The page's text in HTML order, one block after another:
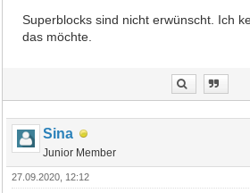
Superblocks sind nicht erwünscht. Ich
das möchte.
Sina
Junior Member
27.09.2020, 12:12